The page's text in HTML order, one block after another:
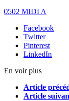
0502 MIDI A
Facebook
Twitter
Pinterest
LinkedIn
En voir plus
Article
Article